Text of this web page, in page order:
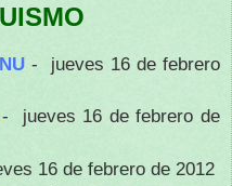
- jueves 16 de febrero
- jueves 16 de febrero de
16 de febrero de 2012